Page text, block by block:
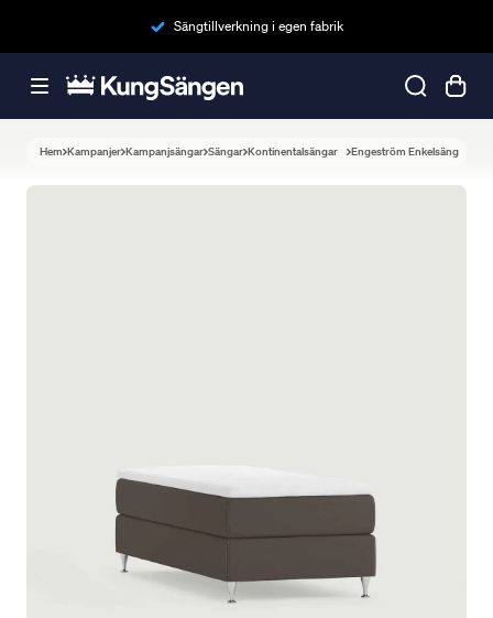
Sängtillverkning i egen fabrik
Hem Kampanjer Kampanjsängar Sängar Kontinentalsängar Engeström Enkelsäng